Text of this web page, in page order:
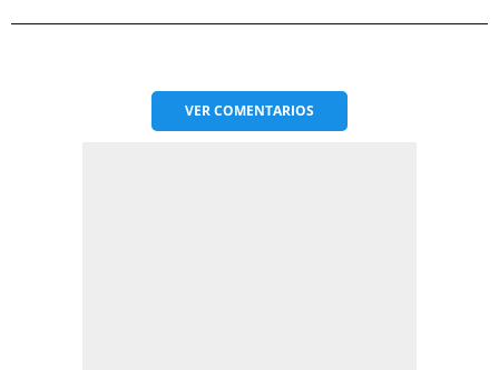
VERCOMENTARIOS